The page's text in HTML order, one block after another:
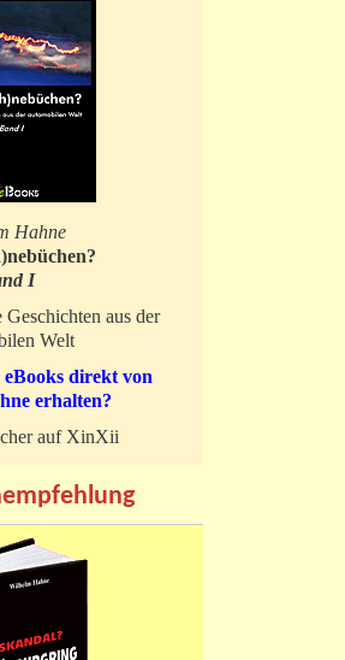
Hahne
I
aus der
Welt
direkt von
erhalten?